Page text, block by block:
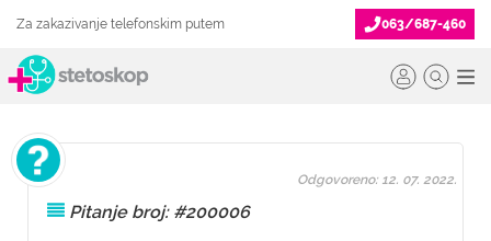
Za zakazivanje telefonskim putem 063/687-460
Pitanje broj: #200006
Odgovoreno: 12. 07. 2022.